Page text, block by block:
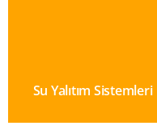
Su Yalıtım Sistemleri